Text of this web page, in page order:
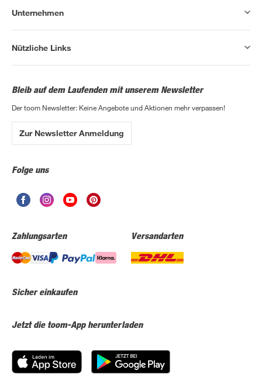
Unternehmen
Nützliche Links
Bleib auf dem Laufenden mit unserem Newsletter
Der toom Newsletter: Keine Angebote und Aktionen mehr verpassen!
Zur Newsletter Anmeldung
Folge uns
Zahlungsarten Versandarten
Sicher einkaufen
Jetzt die toom-App herunterladen